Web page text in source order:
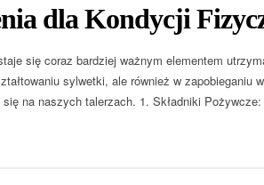
dla Kondycji
się coraz bardziej ważnym elementem
sylwetki, ale również w zapobieganiu
na naszych talerzach. 1. Składniki